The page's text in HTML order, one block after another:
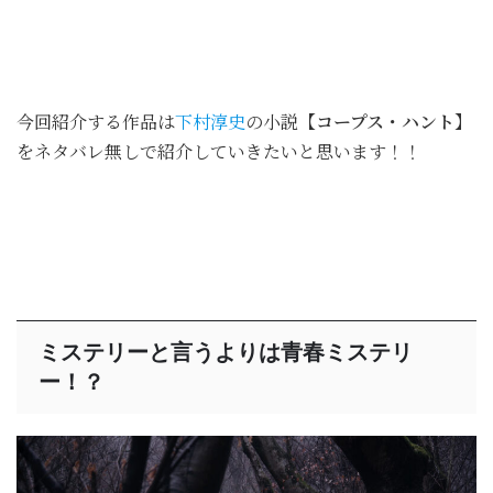
今回紹介する作品は下村淳史の小説 【コープス・ハント】
をネタバレ無しで紹介していきたいと思います！！
ミステリーと言うよりは青春ミステリ
ー！？